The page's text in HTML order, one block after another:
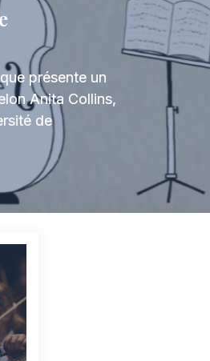
présente un
Anita Collins,
de